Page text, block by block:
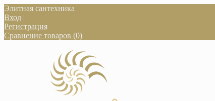
Элитная сантехника
Вход |
Регистрация
Сравнение товаров (0)